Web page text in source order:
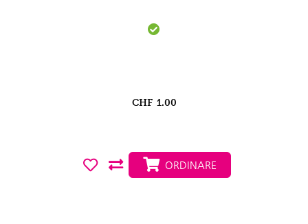
CHF 1.00
ORDINARE